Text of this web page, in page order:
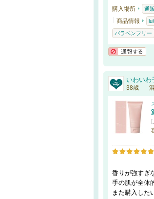
購入場所 通
商品情報
パラベンフリー
いわいわ
38歳
[
香りが強すぎ
手の肌が全体
また購入した